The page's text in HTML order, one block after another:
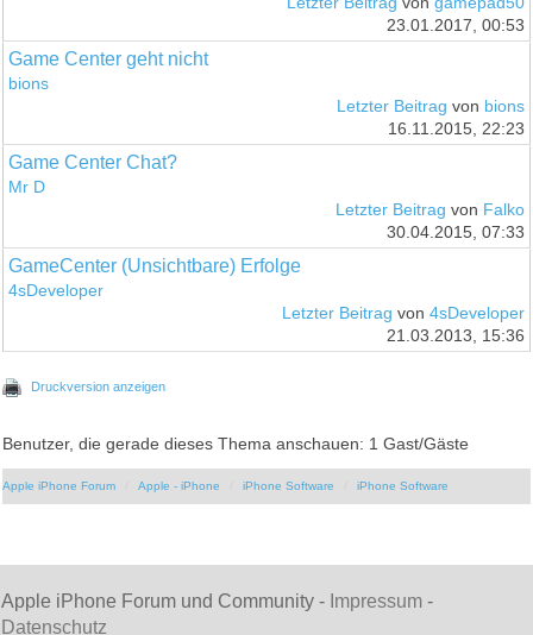
23.01.2017, 00:53
Game Center geht nicht
bions
Letzter Beitrag von bions
16.11.2015, 22:23
Game Center Chat?
Mr D
Letzter Beitrag von Falko
30.04.2015, 07:33
GameCenter (Unsichtbare) Erfolge
4sDeveloper
Letzter Beitrag von 4sDeveloper
21.03.2013, 15:36
Druckversion anzeigen
Benutzer, die gerade dieses Thema anschauen: 1 Gast/Gäste
Apple iPhone Forum Apple - iPhone iPhone Software iPhone Software
Apple iPhone Forum und Community - Impressum -
Datenschutz